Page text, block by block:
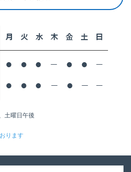
土曜日午後
ります